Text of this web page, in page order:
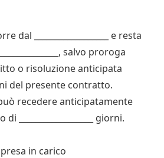
dal __________________ e resta
salvo proroga
o risoluzione anticipata
del presente contratto.
recedere anticipatamente
__________________ giorni.
in carico